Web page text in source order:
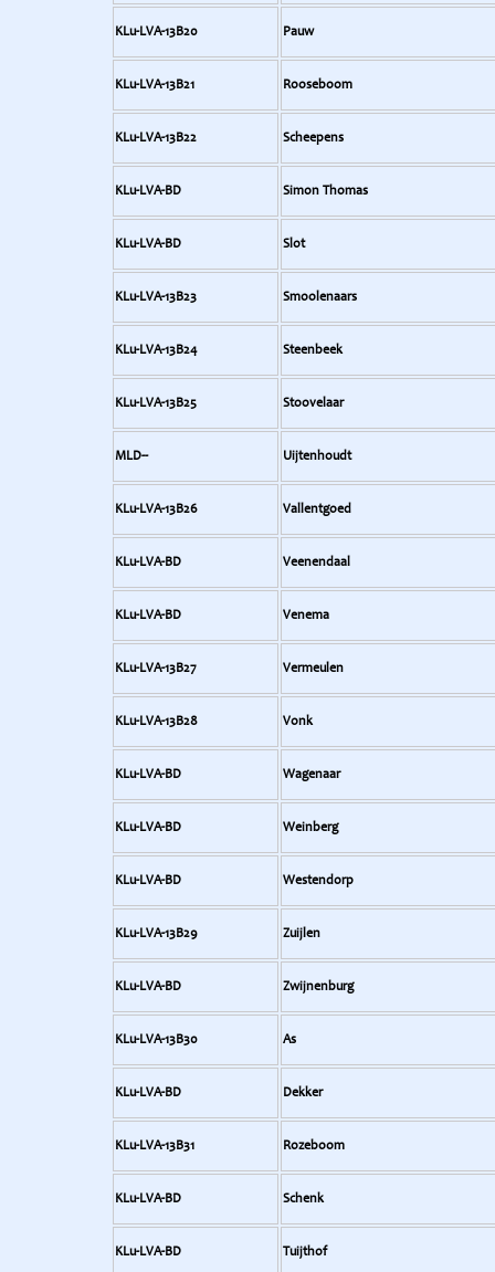
KLu-LVA-13B20 Pauw
KLu-LVA-13B21 Rooseboom
KLu-LVA-13B22 Scheepens
KLu-LVA-BD Simon Thomas
KLu-LVA-BD Slot
KLu-LVA-13B23 Smoolenaars
KLu-LVA-13B24 Steenbeek
KLu-LVA-13B25 Stoovelaar
MLD-- Uijtenhoudt
KLu-LVA-13B26 Vallentgoed
KLu-LVA-BD Veenendaal
KLu-LVA-BD Venema
KLu-LVA-13B27 Vermeulen
KLu-LVA-13B28 Vonk
KLu-LVA-BD Wagenaar
KLu-LVA-BD Weinberg
KLu-LVA-BD Westendorp
KLu-LVA-13B29 Zuijlen
KLu-LVA-BD Zwijnenburg
KLu-LVA-13B30 As
KLu-LVA-BD Dekker
KLu-LVA-13B31 Rozeboom
KLu-LVA-BD Schenk
KLu-LVA-BD Tuijthof